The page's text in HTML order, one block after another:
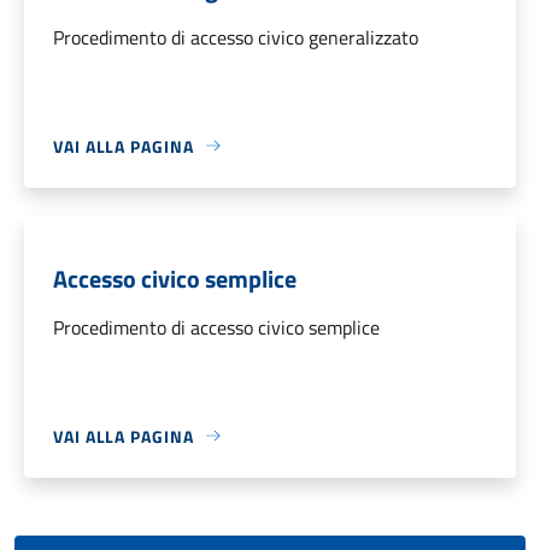
Procedimento di accesso civico generalizzato
VAI ALLA PAGINA
Accesso civico semplice
Procedimento di accesso civico semplice
VAI ALLA PAGINA